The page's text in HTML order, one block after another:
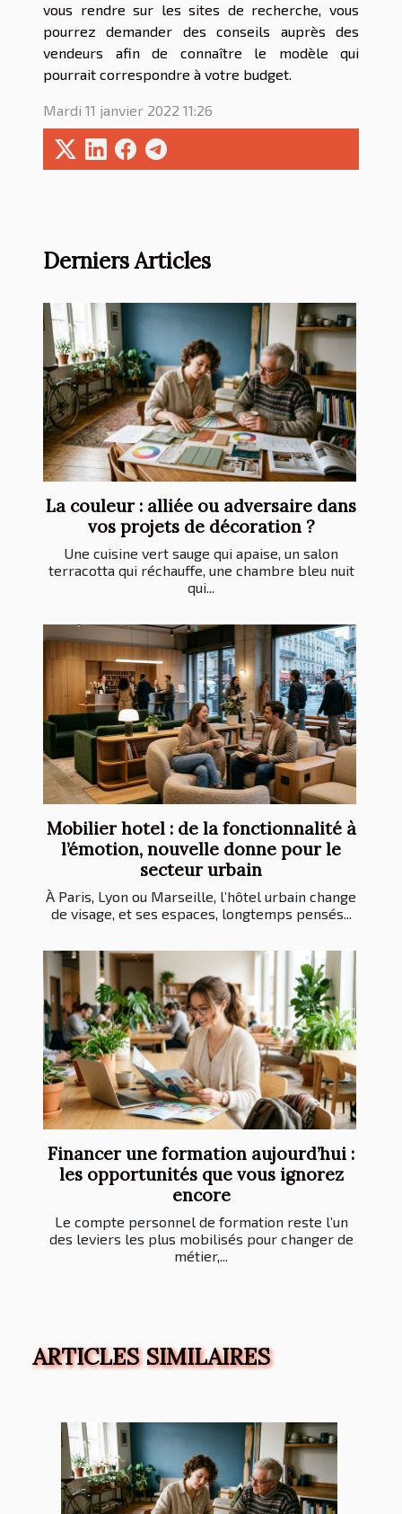
vous rendre sur les sites de recherche, vous
pourrez demander des conseils auprès des
vendeurs afin de connaître le modèle qui
pourrait correspondre à votre budget.
Mardi 11 janvier 2022 11:26
Derniers Articles
La couleur : alliée ou adversaire dans
vos projets de décoration ?
Une cuisine vert sauge qui apaise, un salon
terracotta qui réchauffe, une chambre bleu nuit
qui...
Mobilier hotel : de la fonctionnalité à
l’émotion, nouvelle donne pour le
secteur urbain
À Paris, Lyon ou Marseille, l’hôtel urbain change
de visage, et ses espaces, longtemps pensés...
Financer une formation aujourd’hui :
les opportunités que vous ignorez
encore
Le compte personnel de formation reste l’un
des leviers les plus mobilisés pour changer de
métier,...
ARTICLES SIMILAIRES